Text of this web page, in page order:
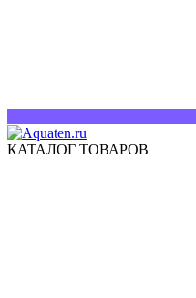
КАТАЛОГ ТОВАРОВ